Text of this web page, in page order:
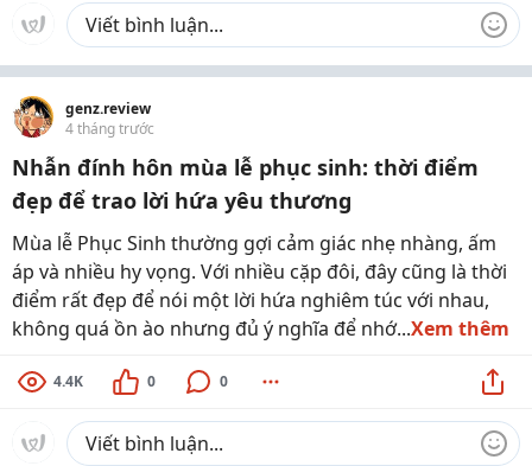
genz.review
4 tháng trước
Nhẫn đính hôn mùa lễ phục sinh: thời điểm
đẹp để trao lời hứa yêu thương
Mùa lễ Phục Sinh thường gợi cảm giác nhẹ nhàng, ấm
áp và nhiều hy vọng. Với nhiều cặp đôi, đây cũng là thời
điểm rất đẹp để nói một lời hứa nghiêm túc với nhau,
không quá ồn ào nhưng đủ ý nghĩa để nhớ...Xem thêm
4.4K 0 0